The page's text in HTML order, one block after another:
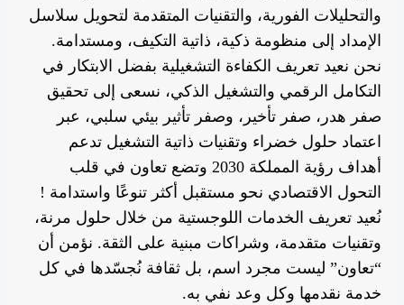
والتحليلات الفورية، والتقنيات المتقدمة لتحويل سلاسل
الإمداد إلى منظومة ذكية، ذاتية التكيف، ومستدامة.
نحن نعيد تعريف الكفاءة التشغيلية بفضل الابتكار في
التكامل الرقمي والتشغيل الذكي، نسعى إلى تحقيق
صفر هدر، صفر تأخير، وصفر تأثير بيئي سلبي، عبر
اعتماد حلول خضراء وتقنيات ذاتية التشغيل تدعم
أهداف رؤية المملكة 2030 وتضع تعاون في قلب
التحول الاقتصادي نحو مستقبل أكثر تنوعًا واستدامة !
نُعيد تعريف الخدمات اللوجستية من خلال حلول مرنة،
وتقنيات متقدمة، وشراكات مبنية على الثقة. نؤمن أن
“تعاون” ليست مجرد اسم، بل ثقافة نُجسّدها في كل
خدمة نقدمها وكل وعد نفي به.